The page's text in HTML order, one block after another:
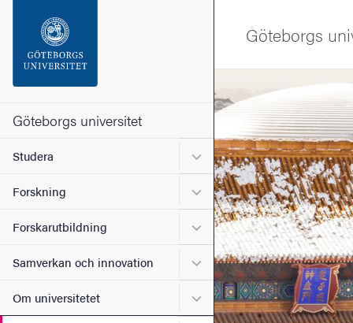
Sidfoten
Om webbplatsen
Göteborgs universitet
Studera Undermeny för Studera
Forskning Undermeny för Forskning
Forskarutbildning Undermeny för
Samverkan och innovation Undermeny för
Om universitetet Undermeny för Om
Göteborgs